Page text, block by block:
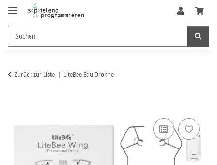
Zurück zur Liste LiteBee Edu Drohne